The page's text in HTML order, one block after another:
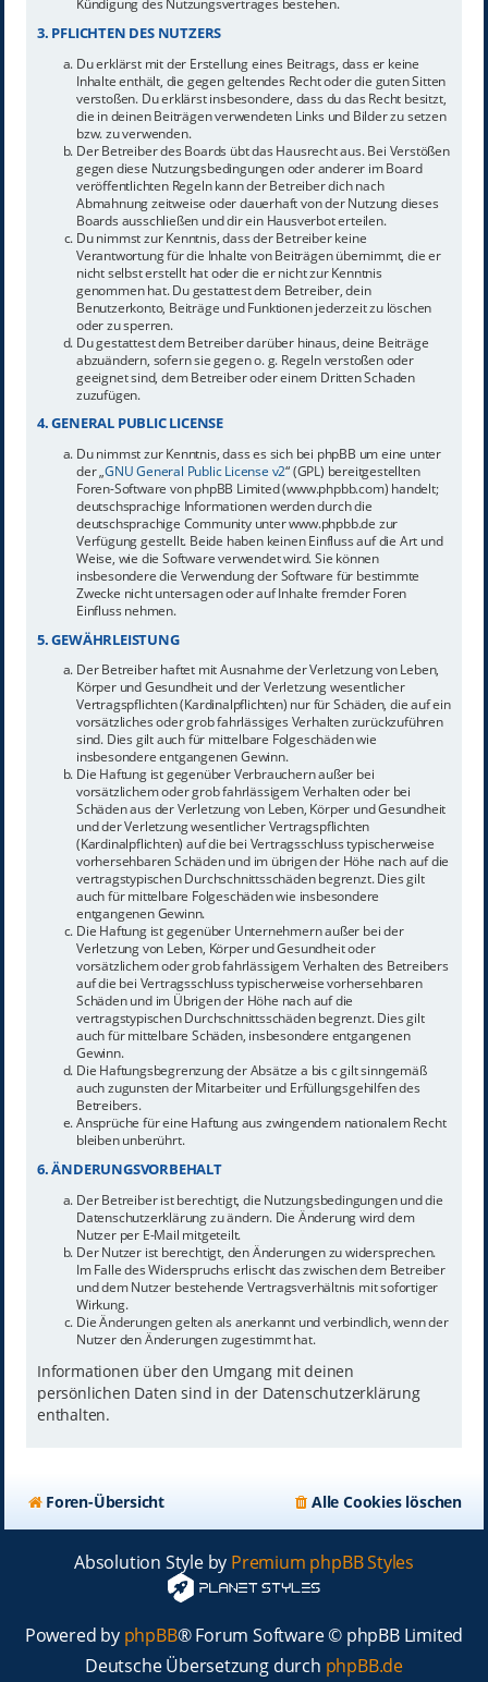
Kündigung des Nutzungsvertrages bestehen.
3. PFLICHTEN DES NUTZERS
Du erklärst mit der Erstellung eines Beitrags, dass er keine
Inhalte enthält, die gegen geltendes Recht oder die guten Sitten
verstoßen. Du erklärst insbesondere, dass du das Recht besitzt,
die in deinen Beiträgen verwendeten Links und Bilder zu setzen
bzw. zu verwenden.
Der Betreiber des Boards übt das Hausrecht aus. Bei Verstößen
gegen diese Nutzungsbedingungen oder anderer im Board
veröffentlichten Regeln kann der Betreiber dich nach
Abmahnung zeitweise oder dauerhaft von der Nutzung dieses
Boards ausschließen und dir ein Hausverbot erteilen.
Du nimmst zur Kenntnis, dass der Betreiber keine
Verantwortung für die Inhalte von Beiträgen übernimmt, die er
nicht selbst erstellt hat oder die er nicht zur Kenntnis
genommen hat. Du gestattest dem Betreiber, dein
Benutzerkonto, Beiträge und Funktionen jederzeit zu löschen
oder zu sperren.
Du gestattest dem Betreiber darüber hinaus, deine Beiträge
abzuändern, sofern sie gegen o. g. Regeln verstoßen oder
geeignet sind, dem Betreiber oder einem Dritten Schaden
zuzufügen.
4. GENERAL PUBLIC LICENSE
Du nimmst zur Kenntnis, dass es sich bei phpBB um eine unter
der „GNU General Public License v2“ (GPL) bereitgestellten
Foren-Software von phpBB Limited (www.phpbb.com) handelt;
deutschsprachige Informationen werden durch die
deutschsprachige Community unter www.phpbb.de zur
Verfügung gestellt. Beide haben keinen Einfluss auf die Art und
Weise, wie die Software verwendet wird. Sie können
insbesondere die Verwendung der Software für bestimmte
Zwecke nicht untersagen oder auf Inhalte fremder Foren
Einfluss nehmen.
5. GEWÄHRLEISTUNG
Der Betreiber haftet mit Ausnahme der Verletzung von Leben,
Körper und Gesundheit und der Verletzung wesentlicher
Vertragspflichten (Kardinalpflichten) nur für Schäden, die auf ein
vorsätzliches oder grob fahrlässiges Verhalten zurückzuführen
sind. Dies gilt auch für mittelbare Folgeschäden wie
insbesondere entgangenen Gewinn.
Die Haftung ist gegenüber Verbrauchern außer bei
vorsätzlichem oder grob fahrlässigem Verhalten oder bei
Schäden aus der Verletzung von Leben, Körper und Gesundheit
und der Verletzung wesentlicher Vertragspflichten
(Kardinalpflichten) auf die bei Vertragsschluss typischerweise
vorhersehbaren Schäden und im übrigen der Höhe nach auf die
vertragstypischen Durchschnittsschäden begrenzt. Dies gilt
auch für mittelbare Folgeschäden wie insbesondere
entgangenen Gewinn.
Die Haftung ist gegenüber Unternehmern außer bei der
Verletzung von Leben, Körper und Gesundheit oder
vorsätzlichem oder grob fahrlässigem Verhalten des Betreibers
auf die bei Vertragsschluss typischerweise vorhersehbaren
Schäden und im Übrigen der Höhe nach auf die
vertragstypischen Durchschnittsschäden begrenzt. Dies gilt
auch für mittelbare Schäden, insbesondere entgangenen
Gewinn.
Die Haftungsbegrenzung der Absätze a bis c gilt sinngemäß
auch zugunsten der Mitarbeiter und Erfüllungsgehilfen des
Betreibers.
Ansprüche für eine Haftung aus zwingendem nationalem Recht
bleiben unberührt.
6. ÄNDERUNGSVORBEHALT
Der Betreiber ist berechtigt, die Nutzungsbedingungen und die
Datenschutzerklärung zu ändern. Die Änderung wird dem
Nutzer per E-Mail mitgeteilt.
Der Nutzer ist berechtigt, den Änderungen zu widersprechen.
Im Falle des Widerspruchs erlischt das zwischen dem Betreiber
und dem Nutzer bestehende Vertragsverhältnis mit sofortiger
Wirkung.
Die Änderungen gelten als anerkannt und verbindlich, wenn der
Nutzer den Änderungen zugestimmt hat.
Informationen über den Umgang mit deinen
persönlichen Daten sind in der Datenschutzerklärung
enthalten.
Foren-Übersicht Alle Cookies löschen
Absolution Style by Premium phpBB Styles
Powered by phpBB® Forum Software © phpBB Limited
Deutsche Übersetzung durch phpBB.de